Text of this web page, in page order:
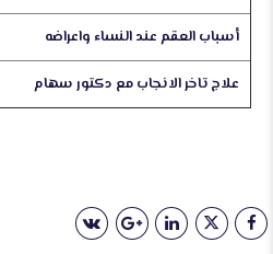
أسباب العقم عند النساء واعراضه
علاج تاخر الانجاب مع دكتور سهام